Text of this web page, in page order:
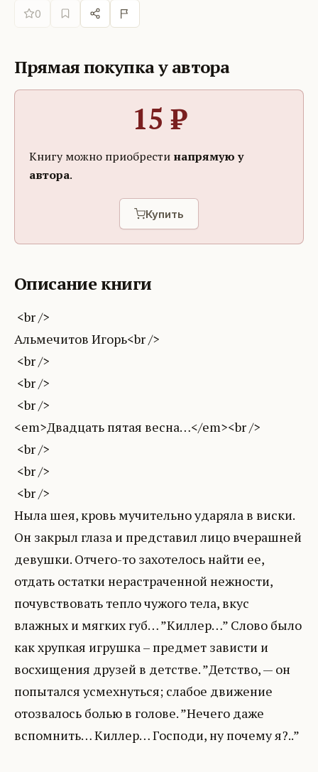
0
Прямая покупка у автора
15 ₽
Книгу можно приобрести напрямую у
автора.
Купить
Описание книги
<br />
Альмечитов Игорь<br />
<br />
<br />
<br />
<em>Двадцать пятая весна…</em><br />
<br />
<br />
<br />
Ныла шея, кровь мучительно ударяла в виски.
Он закрыл глаза и представил лицо вчерашней
девушки. Отчего-то захотелось найти ее,
отдать остатки нерастраченной нежности,
почувствовать тепло чужого тела, вкус
влажных и мягких губ… ”Киллер…” Слово было
как хрупкая игрушка – предмет зависти и
восхищения друзей в детстве. ”Детство, — он
попытался усмехнуться; слабое движение
отозвалось болью в голове. ”Нечего даже
вспомнить… Киллер… Господи, ну почему я?..”